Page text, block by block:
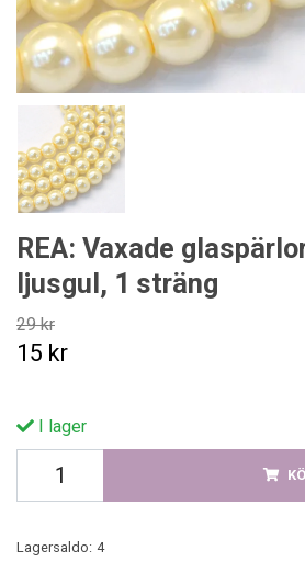
REA: Vaxade
ljusgul, 1 sträng
29 kr
15 kr
I lager
Lagersaldo: 4